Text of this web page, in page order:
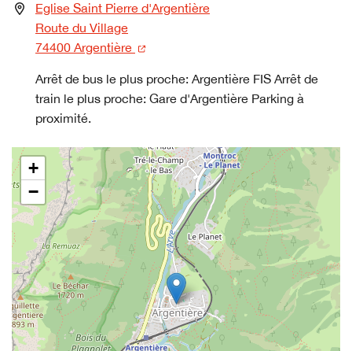
Eglise Saint Pierre d'Argentière
Route du Village
74400 Argentière
(nouvelle fenêtre)
Arrêt de bus le plus proche: Argentière FIS Arrêt de
train le plus proche: Gare d'Argentière Parking à
proximité.
+
−